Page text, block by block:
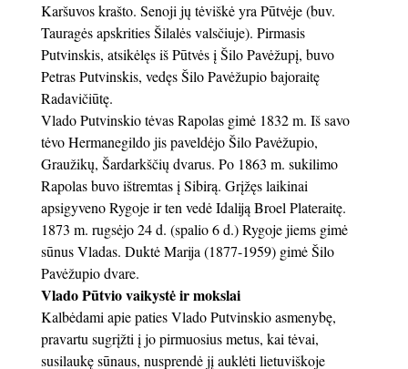
Karšuvos krašto. Senoji jų tėviškė yra Pūtvėje (buv.
Tauragės apskrities Šilalės valsčiuje). Pirmasis
Putvinskis, atsikėlęs iš Pūtvės į Šilo Pavėžupį, buvo
Petras Putvinskis, vedęs Šilo Pavėžupio bajoraitę
Radavičiūtę.
Vlado Putvinskio tėvas Rapolas gimė 1832 m. Iš savo
tėvo Hermanegildo jis paveldėjo Šilo Pavėžupio,
Graužikų, Šardarkščių dvarus. Po 1863 m. sukilimo
Rapolas buvo ištremtas į Sibirą. Grįžęs laikinai
apsigyveno Rygoje ir ten vedė Idaliją Broel Plateraitę.
1873 m. rugsėjo 24 d. (spalio 6 d.) Rygoje jiems gimė
sūnus Vladas. Duktė Marija (1877-1959) gimė Šilo
Pavėžupio dvare.
Vlado Pūtvio vaikystė ir mokslai
Kalbėdami apie paties Vlado Putvinskio asmenybę,
pravartu sugrįžti į jo pirmuosius metus, kai tėvai,
susilaukę sūnaus, nusprendė jį auklėti lietuviškoje